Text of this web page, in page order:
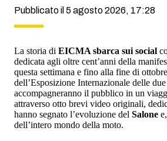
Pubblicato il 5 agosto 2026, 17:28
La storia di EICMA sbarca sui social
dedicata agli oltre cent’anni della
questa settimana e fino alla fine di
dell’Esposizione Internazionale delle
accompagneranno il pubblico in un
attraverso otto brevi video originali,
hanno segnato l’evoluzione del Salone
dell’intero mondo della moto.